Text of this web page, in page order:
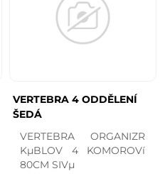
VERTEBRA 4 ODDĚLENÍ
ŠEDÁ
VERTEBRA ORGANIZR
KµBLOV 4 KOMOROVí
80CM SIVµ